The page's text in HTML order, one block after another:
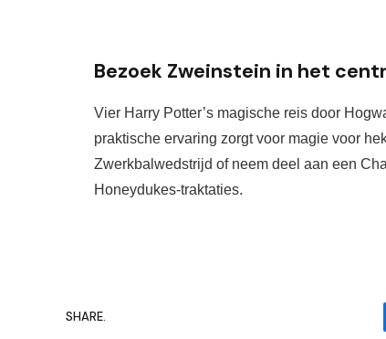
Bezoek Zweinstein in het
Vier Harry Potter’s magische reis door
praktische ervaring zorgt voor magie voor
Zwerkbalwedstrijd of neem deel aan een
Honeydukes-traktaties.
SHARE.